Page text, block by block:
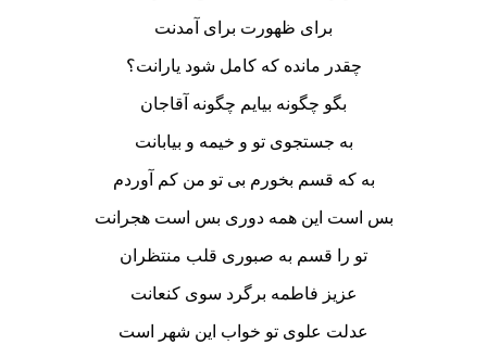
برای ظهورت برای آمدنت
چقدر مانده که کامل شود یارانت؟
بگو چگونه بیایم چگونه آقاجان
به جستجوی تو و خیمه و بیابانت
به که قسم بخورم بی تو من کم آوردم
بس است این همه دوری بس است هجرانت
تو را قسم به صبوری قلب منتظران
عزیز فاطمه برگرد سوی کنعانت
عدلت علوی تو خواب این شهر است